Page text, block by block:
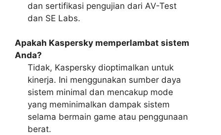
dan sertifikasi pengujian dari AV-Test
dan SE Labs.
Apakah Kaspersky memperlambat sistem
Anda?
Tidak, Kaspersky dioptimalkan untuk
kinerja. Ini menggunakan sumber daya
sistem minimal dan mencakup mode
yang meminimalkan dampak sistem
selama bermain game atau penggunaan
berat.